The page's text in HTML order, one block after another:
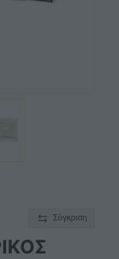
Σύγκριση